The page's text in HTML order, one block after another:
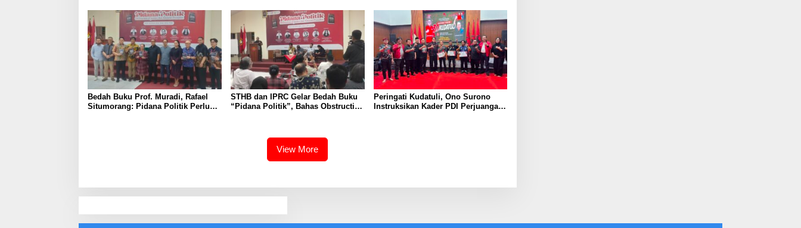
Bedah Buku Prof. Muradi, Rafael
Situmorang: Pidana Politik Perlu
STHB dan IPRC Gelar Bedah Buku
“Pidana Politik”, Bahas Obstruction
Peringati Kudatuli, Ono Surono
Instruksikan Kader PDI Perjuangan
View More